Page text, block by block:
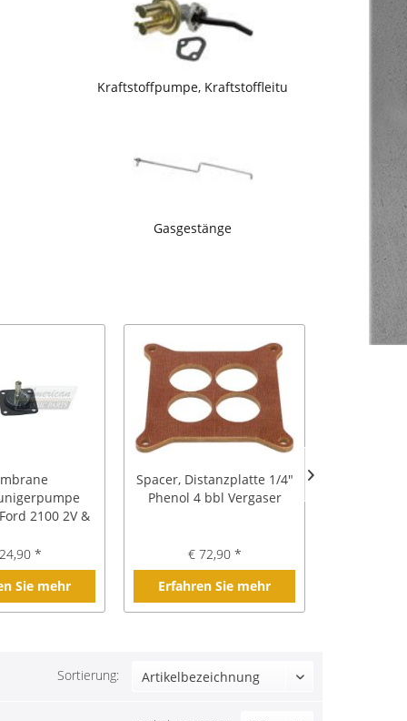
Kraftstoffpumpe, Kraftstoffleitu
Gasgestänge
2100 2V &
*
Sie mehr
Spacer, Distanzplatte 1/4"
Phenol 4 bbl Vergaser
€ 72,90 *
Erfahren Sie mehr
Sortierung: